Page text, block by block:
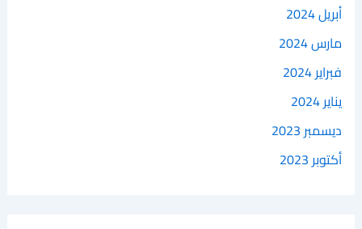
أبريل 2024
مارس 2024
فبراير 2024
يناير 2024
ديسمبر 2023
أكتوبر 2023